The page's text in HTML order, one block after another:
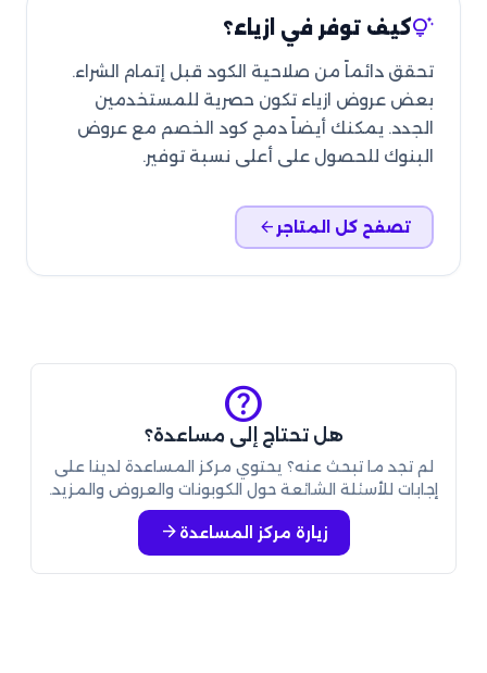
tips_and_updatesكيف توفر في ازياء؟
تحقق دائماً من صلاحية الكود قبل إتمام الشراء.
بعض عروض ازياء تكون حصرية للمستخدمين
الجدد. يمكنك أيضاً دمج كود الخصم مع عروض
البنوك للحصول على أعلى نسبة توفير.
تصفح كل المتاجر arrow_back
help
هل تحتاج إلى مساعدة؟
لم تجد ما تبحث عنه؟ يحتوي مركز المساعدة لدينا على
إجابات للأسئلة الشائعة حول الكوبونات والعروض والمزيد.
زيارة مركز المساعدة arrow_forward